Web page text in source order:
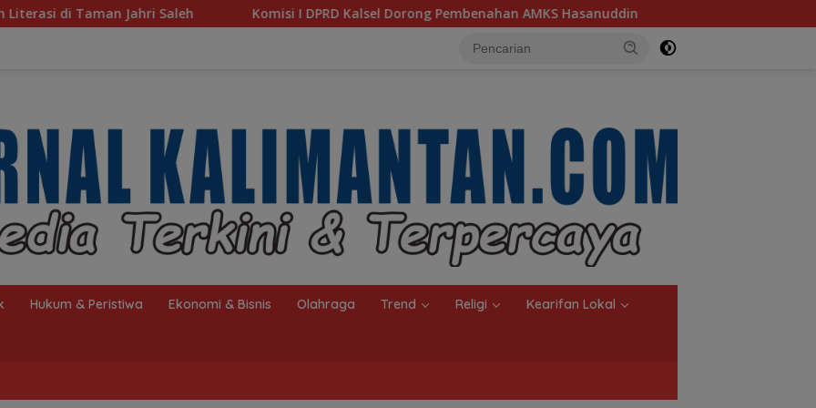
Komisi I DPRD Kalsel Dorong Pembenahan AMKS Hasanuddin Ketua TP PKK Kalsel, Dorong Kreasi Olahan Ikan
Hukum & Peristiwa Ekonomi & Bisnis Olahraga Trend Religi Kearifan Lokal